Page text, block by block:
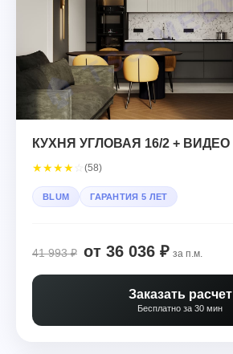
КУХНЯ УГЛОВАЯ 16/2 + ВИДЕО
★★★★ (58)
BLUM ГАРАНТИЯ 5 ЛЕТ
41 993 ₽ от 36 036 ₽ за п.м.
Заказать расчет
Бесплатно за 30 мин